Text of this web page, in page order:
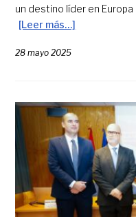
un destino líder en
[Leer más…]
28 mayo 2025